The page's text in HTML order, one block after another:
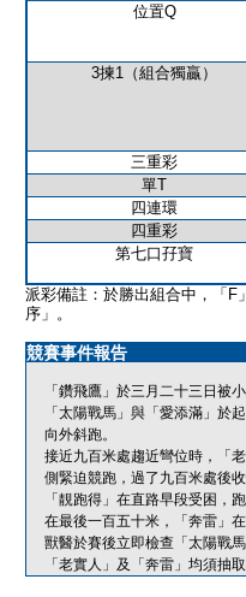
位置Q
3揀1（組合獨贏）
三重彩
單T
四連環
四重彩
第七口孖寶
派彩備註：於勝出組合中，「F
序」。
競賽事件報告
「鑽飛鷹」於三月二十三日被
「太陽戰馬」與「愛添滿」於
向外斜跑。
接近九百米處趨近彎位時，「
側緊迫競跑，過了九百米處後
「靚跑得」在直路早段受困，
在最後一百五十米，「奔雷」
獸醫於賽後立即檢查「太陽戰
「老實人」及「奔雷」均須抽取